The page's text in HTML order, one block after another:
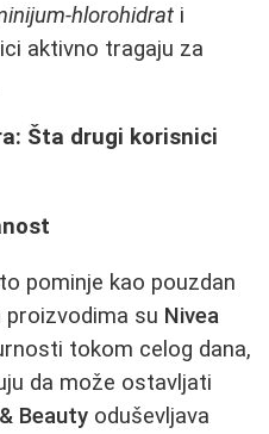
hlorohidrat i
aktivno tragaju za
Šta drugi korisnici
pominje kao pouzdan
proizvodima su Nivea
tokom celog dana,
da može ostavljati
Beauty oduševljava